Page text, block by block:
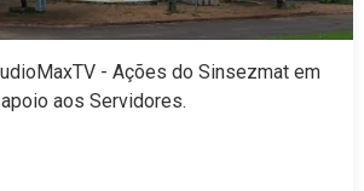
- Ações do Sinsezmat em
apoio aos Servidores.